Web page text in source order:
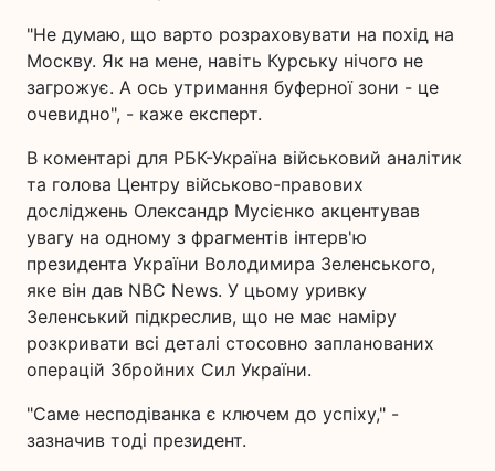
"Не думаю, що варто розраховувати на похід на
Москву. Як на мене, навіть Курську нічого не
загрожує. А ось утримання буферної зони - це
очевидно", - каже експерт.
В коментарі для РБК-Україна військовий аналітик
та голова Центру військово-правових
досліджень Олександр Мусієнко акцентував
увагу на одному з фрагментів інтерв'ю
президента України Володимира Зеленського,
яке він дав NBC News. У цьому уривку
Зеленський підкреслив, що не має наміру
розкривати всі деталі стосовно запланованих
операцій Збройних Сил України.
"Саме несподіванка є ключем до успіху," -
зазначив тоді президент.